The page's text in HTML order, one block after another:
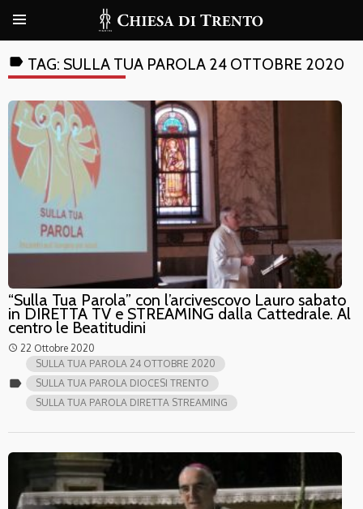
label TAG: SULLA TUA PAROLA 24 OTTOBRE 2020
“Sulla Tua Parola” con l’arcivescovo Lauro sabato
in DIRETTA TV e STREAMING dalla Cattedrale. Al
centro le Beatitudini
access_time 22 Ottobre 2020
label
SULLA TUA PAROLA 24 OTTOBRE 2020
SULLA TUA PAROLA DIOCESI TRENTO
SULLA TUA PAROLA DIRETTA STREAMING